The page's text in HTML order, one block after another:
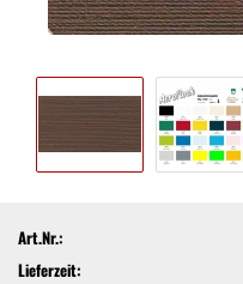
Art.Nr.:
Lieferzeit: